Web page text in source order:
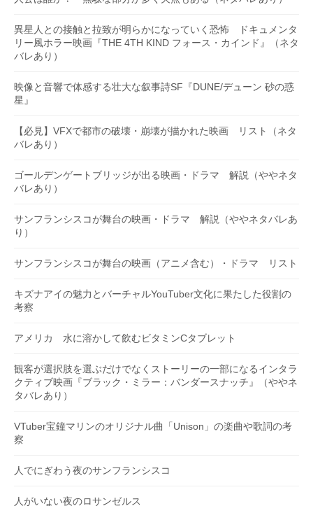
異星人との接触と拉致が明らかになっていく恐怖 ドキュメンタ
リー風ホラー映画『THE 4TH KIND フォース・カインド』（ネタ
バレあり）
映像と音響で体感する壮大な叙事詩SF『DUNE/デューン 砂の惑
星』
【必見】VFXで都市の破壊・崩壊が描かれた映画 リスト（ネタ
バレあり）
ゴールデンゲートブリッジが出る映画・ドラマ 解説（ややネタ
バレあり）
サンフランシスコが舞台の映画・ドラマ 解説（ややネタバレあ
り）
サンフランシスコが舞台の映画（アニメ含む）・ドラマ リスト
キズナアイの魅力とバーチャルYouTuber文化に果たした役割の
考察
アメリカ 水に溶かして飲むビタミンCタブレット
観客が選択肢を選ぶだけでなくストーリーの一部になるインタラ
クティブ映画『ブラック・ミラー：バンダースナッチ』（ややネ
タバレあり）
VTuber宝鐘マリンのオリジナル曲「Unison」の楽曲や歌詞の考
察
人でにぎわう夜のサンフランシスコ
人がいない夜のロサンゼルス